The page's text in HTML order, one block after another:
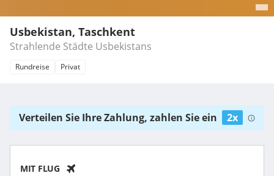
Usbekistan, Taschkent
Strahlende Städte Usbekistans
Rundreise Privat
Verteilen Sie Ihre Zahlung, zahlen Sie ein 2x
MIT FLUG